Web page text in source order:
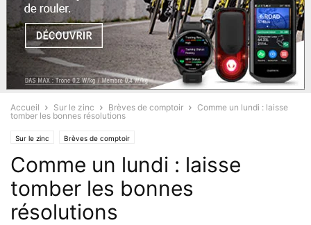
Accueil Sur le zinc Brèves de comptoir
Comme un lundi : laisse
tomber les bonnes résolutions
Sur le zinc Brèves de comptoir
Comme un lundi : laisse
tomber les bonnes
résolutions